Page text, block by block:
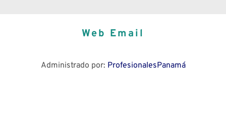
Web Email
Administrado por: ProfesionalesPanamá